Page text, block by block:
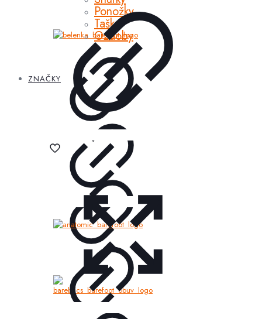
Ponožky
Tašky
Ozdoby
ZNAČKY